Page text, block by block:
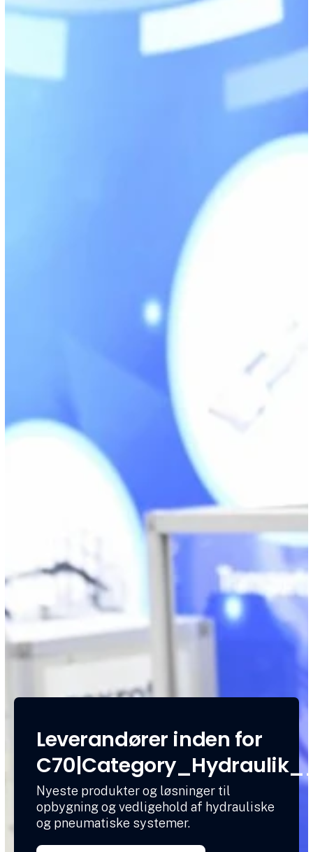
Leverandører inden for
Nyeste produkter og løsninger til
opbygning og vedligehold af hydrauliske
og pneumatiske systemer.